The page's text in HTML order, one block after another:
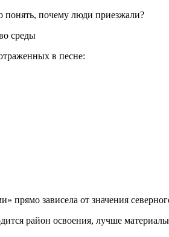
понять, почему люди приезжали?
среды
в песне:
прямо зависела от значения
район освоения, лучше